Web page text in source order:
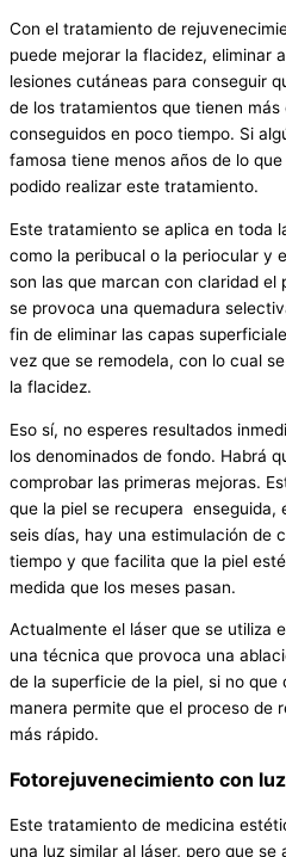
Con el tratamiento de
puede mejorar la flacidez, eliminar
lesiones cutáneas para conseguir
de los tratamientos que tienen
conseguidos en poco tiempo. Si
famosa tiene menos años de lo
podido realizar este tratamiento.
Este tratamiento se aplica en toda
como la peribucal o la periocular y
son las que marcan con claridad el
se provoca una quemadura
fin de eliminar las capas
vez que se remodela, con lo cual
la flacidez.
Eso sí, no esperes resultados
los denominados de fondo. Habrá
comprobar las primeras mejoras.
que la piel se recupera enseguida,
seis días, hay una estimulación de
tiempo y que facilita que la piel
medida que los meses pasan.
Actualmente el láser que se utiliza
una técnica que provoca una
de la superficie de la piel, si no
manera permite que el proceso de
más rápido.
Fotorejuvenecimiento con
Este tratamiento de medicina
una luz similar al láser, pero que